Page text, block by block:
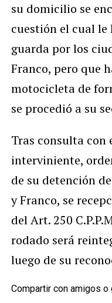
su domicilio se
cuestión el cual
guarda por los
Franco, pero que
motocicleta de
se procedió a su
Tras consulta con
interviniente,
de su detención
y Franco, se
del Art. 250
rodado será
luego de su
Compartir con amigos o